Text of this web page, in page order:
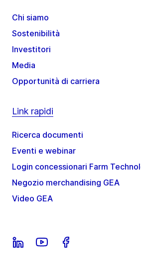
Chi siamo
Sostenibilità
Investitori
Media
Opportunità di carriera
Link rapidi
Ricerca documenti
Eventi e webinar
Login concessionari Farm
Negozio merchandising GEA
Video GEA